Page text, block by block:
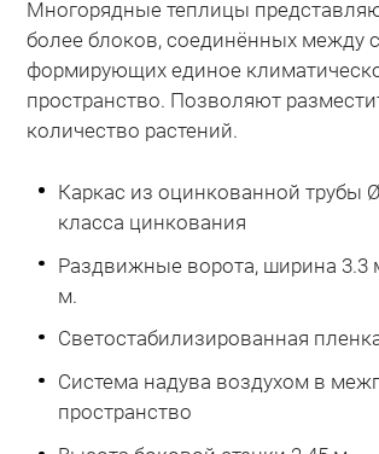
Многорядные теплицы
более блоков, соединённых между
формирующих единое
пространство. Позволяют
количество растений.
Каркас из оцинкованной трубы
класса цинкования
Раздвижные ворота, ширина 3.3
м.
Светостабилизированная
Система надува воздухом в
пространство